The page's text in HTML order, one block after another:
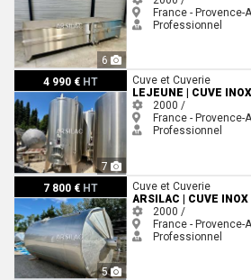
6
France - Provence-
Professionnel
4 990 € HT
7
LEJEUNE | Cuve inox - 108 HLCuve et Cuverie
LEJEUNE | CUVE
2000 /
France - Provence-
Professionnel
7 800 € HT
5
ARSILAC | Cuve inox - Fond plat - 300 HL
Cuve et Cuverie
ARSILAC | CUVE
2000 /
France - Provence-
Professionnel